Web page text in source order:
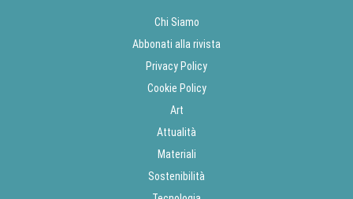
Chi Siamo
Abbonati alla rivista
Privacy Policy
Cookie Policy
Art
Attualità
Materiali
Sostenibilità